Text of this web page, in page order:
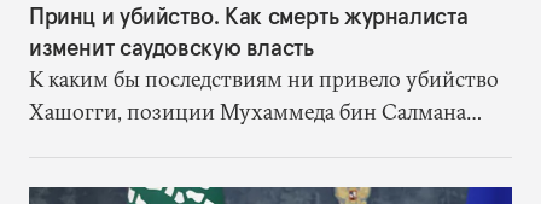
Принц и убийство. Как смерть журналиста
изменит саудовскую власть
К каким бы последствиям ни привело убийство
Хашогги, позиции Мухаммеда бин Салмана